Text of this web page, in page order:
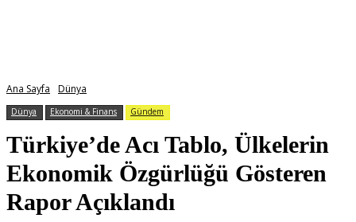
Ana Sayfa Dünya
Dünya Ekonomi & Finans Gündem
Türkiye’de Acı Tablo, Ülkelerin
Ekonomik Özgürlüğü Gösteren
Rapor Açıklandı